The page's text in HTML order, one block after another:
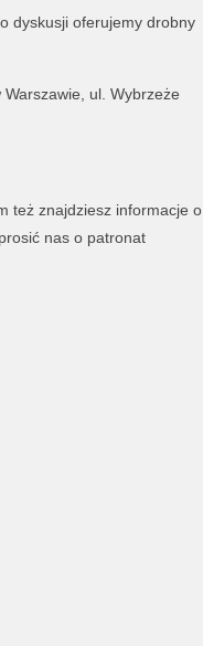
dyskusji oferujemy drobny
ul. Wybrzeże
też znajdziesz informacje o
nas o patronat